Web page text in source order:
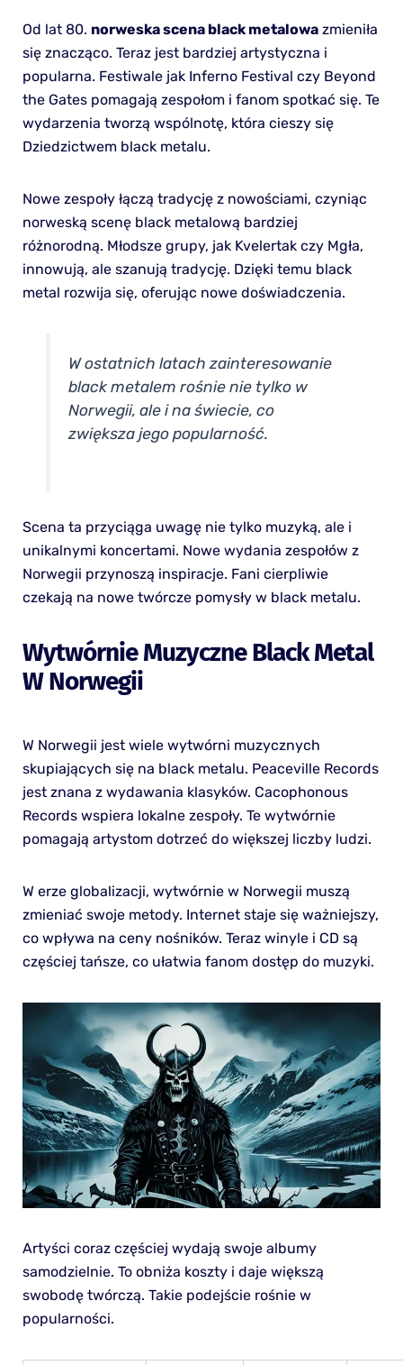
Od lat 80. norweska scena black metalowazmieniła
się znacząco. Teraz jest bardziej artystyczna i
popularna. Festiwale jak Inferno Festival czy Beyond
the Gates pomagają zespołom i fanom spotkać się. Te
wydarzenia tworzą wspólnotę, która cieszy się
Dziedzictwem black metalu.
Nowe zespoły łączą tradycję z nowościami, czyniąc
norweską scenę black metalową bardziej
różnorodną. Młodsze grupy, jak Kvelertak czy Mgła,
innowują, ale szanują tradycję. Dzięki temu black
metal rozwija się, oferując nowe doświadczenia.
W ostatnich latach zainteresowanie
black metalem rośnie nie tylko w
Norwegii, ale i na świecie, co
zwiększa jego popularność.
Scena ta przyciąga uwagę nie tylko muzyką, ale i
unikalnymi koncertami. Nowe wydania zespołów z
Norwegii przynoszą inspiracje. Fani cierpliwie
czekają na nowe twórcze pomysły w black metalu.
Wytwórnie Muzyczne Black Metal
W Norwegii
W Norwegii jest wiele wytwórni muzycznych
skupiających się na black metalu. Peaceville Records
jest znana z wydawania klasyków. Cacophonous
Records wspiera lokalne zespoły. Te wytwórnie
pomagają artystom dotrzeć do większej liczby ludzi.
W erze globalizacji, wytwórnie w Norwegii muszą
zmieniać swoje metody. Internet staje się ważniejszy,
co wpływa na ceny nośników. Teraz winyle i CD są
częściej tańsze, co ułatwia fanom dostęp do muzyki.
Artyści coraz częściej wydają swoje albumy
samodzielnie. To obniża koszty i daje większą
swobodę twórczą. Takie podejście rośnie w
popularności.